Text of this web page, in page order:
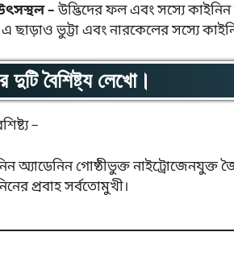
–উদ্ভিদের ফল এবং সস্যে
ছাড়াও ভুট্টা এবং নারকেলের সস্যে
দুটি বৈশিষ্ট্য লেখো।
–
অ্যাডেনিন গোষ্ঠীভুক্ত নাইট্রোজেনযুক্ত
প্রবাহ সর্বতোমুখী।